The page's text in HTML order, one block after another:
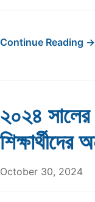
Continue Reading →
২০২৪
October 30, 2024